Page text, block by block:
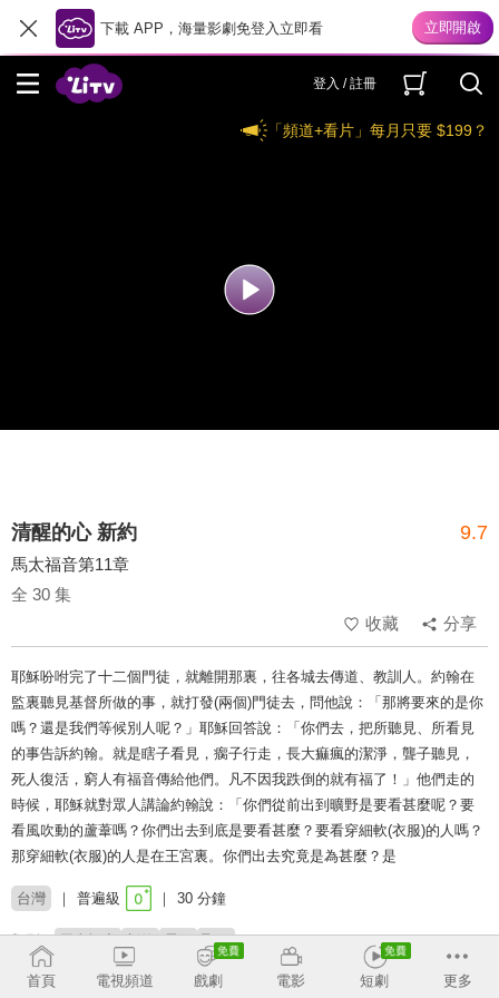
下載 APP，海量影劇免登入立即看
登入 / 註冊
「頻道+看片」每月只要 $199？
清醒的心 新約 9.7
馬太福音第11章
全 30 集
收藏
分享
耶穌吩咐完了十二個門徒，就離開那裏，往各城去傳道、教訓人。約翰在
監裏聽見基督所做的事，就打發(兩個)門徒去，問他說：「那將要來的是你
嗎？還是我們等候別人呢？」耶穌回答說：「你們去，把所聽見、所看見
的事告訴約翰。就是瞎子看見，瘸子行走，長大痲瘋的潔淨，聾子聽見，
死人復活，窮人有福音傳給他們。凡不因我跌倒的就有福了！」他們走的
時候，耶穌就對眾人講論約翰說：「你們從前出到曠野是要看甚麼呢？要
看風吹動的蘆葦嗎？你們出去到底是要看甚麼？要看穿細軟(衣服)的人嗎？
那穿細軟(衣服)的人是在王宮裏。你們出去究竟是為甚麼？是
台灣 普遍級 30 分鐘
類別： 馬太福音 新約 靈修 聖經
主持： 康來昌
首頁 電視頻道 戲劇 電影 短劇 更多